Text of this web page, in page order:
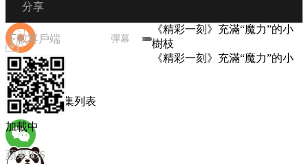
分享
微信朋友圈
下載客戶端
蘋果IOS
彈幕
《精彩一刻》充滿“魔力”的小
樹枝
《精彩一刻》充滿“魔力”的小
樹枝
播放列表
圖文選集 選集列表
加載中